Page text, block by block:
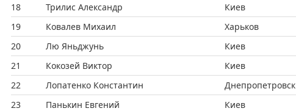
18
Трилис Александр Киев
19
Ковалев Михаил Харьков
20
Лю Яньджунь Киев
21
Кокозей Виктор Киев
22
Лопатенко Константин Днепропетровск
23
Панькин Евгений Киев